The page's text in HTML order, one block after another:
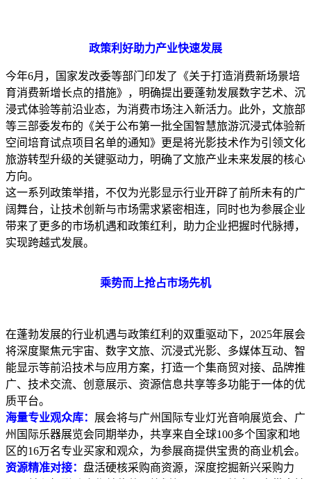
政策利好助力产业快速发展
今年6月，国家发改委等部门印发了《关于打造消费新场景培
育消费新增长点的措施》，明确提出要蓬勃发展数字艺术、沉
浸式体验等前沿业态，为消费市场注入新活力。此外，文旅部
等三部委发布的《关于公布第一批全国智慧旅游沉浸式体验新
空间培育试点项目名单的通知》更是将光影技术作为引领文化
旅游转型升级的关键驱动力，明确了文旅产业未来发展的核心
方向。
这一系列政策举措，不仅为光影显示行业开辟了前所未有的广
阔舞台，让技术创新与市场需求紧密相连，同时也为参展企业
带来了更多的市场机遇和政策红利，助力企业把握时代脉搏，
实现跨越式发展。
乘势而上抢占市场先机
在蓬勃发展的行业机遇与政策红利的双重驱动下，2025年展会
将深度聚焦元宇宙、数字文旅、沉浸式光影、多媒体互动、智
能显示等前沿技术与应用方案，打造一个集商贸对接、品牌推
广、技术交流、创意展示、资源信息共享等多功能于一体的优
质平台。
海量专业观众库： 展会将与广州国际专业灯光音响展览会、广
州国际乐器展览会同期举办，共享来自全球100多个国家和地
区的16万名专业买家和观众，为参展商提供宝贵的商业机会。
资源精准对接： 盘活硬核采购商资源，深度挖掘新兴采购力